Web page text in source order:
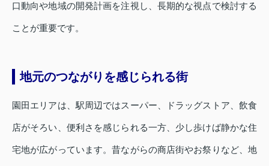
口動向や地域の開発計画を注視し、長期的な視点で検討する
ことが重要です。
地元のつながりを感じられる街
園田エリアは、駅周辺ではスーパー、ドラッグストア、飲食
店がそろい、便利さを感じられる一方、少し歩けば静かな住
宅地が広がっています。昔ながらの商店街やお祭りなど、地